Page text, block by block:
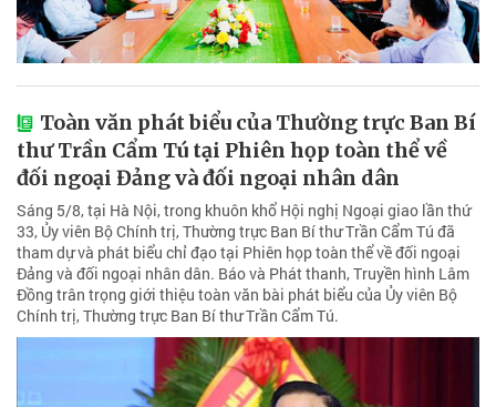
Toàn văn phát biểu của Thường trực Ban Bí
thư Trần Cẩm Tú tại Phiên họp toàn thể về
đối ngoại Đảng và đối ngoại nhân dân
Sáng 5/8, tại Hà Nội, trong khuôn khổ Hội nghị Ngoại giao lần thứ
33, Ủy viên Bộ Chính trị, Thường trực Ban Bí thư Trần Cẩm Tú đã
tham dự và phát biểu chỉ đạo tại Phiên họp toàn thể về đối ngoại
Đảng và đối ngoại nhân dân. Báo và Phát thanh, Truyền hình Lâm
Đồng trân trọng giới thiệu toàn văn bài phát biểu của Ủy viên Bộ
Chính trị, Thường trực Ban Bí thư Trần Cẩm Tú.